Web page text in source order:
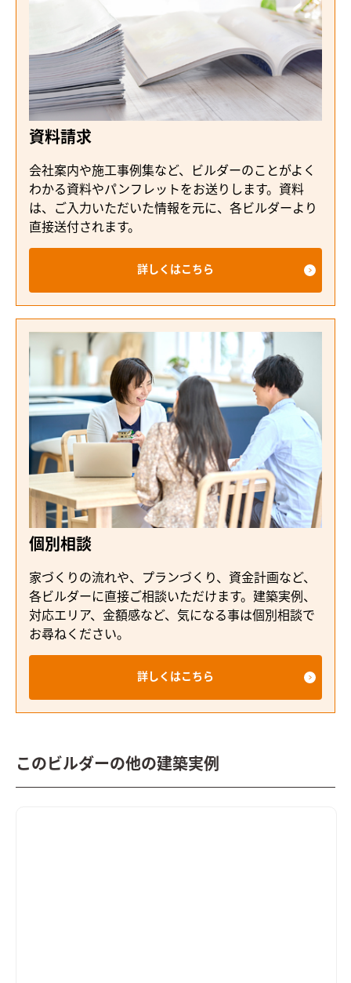
資料請求
会社案内や施工事例集など、ビルダーのことがよく
わかる資料やパンフレットをお送りします。資料
は、ご入力いただいた情報を元に、各ビルダーより
直接送付されます。
詳しくはこちら
個別相談
家づくりの流れや、プランづくり、資金計画など、
各ビルダーに直接ご相談いただけます。建築実例、
対応エリア、金額感など、気になる事は個別相談で
お尋ねください。
詳しくはこちら
このビルダーの他の建築実例